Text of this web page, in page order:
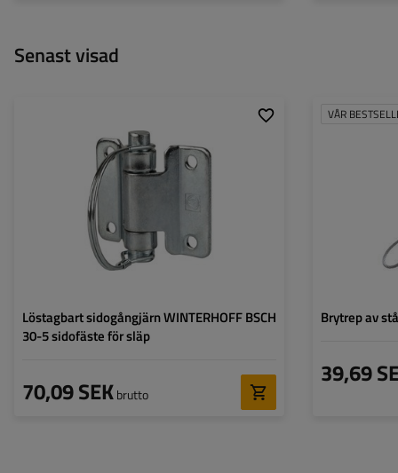
Senast visad
Löstagbart sidogångjärn WINTERHOFF BSCH
30-5 sidofäste för släp
70,09 SEKbrutto
Längd på skruven:
75 mm
Bredd på skruven:
60 mm
VÅR
Brytrep av
39,69